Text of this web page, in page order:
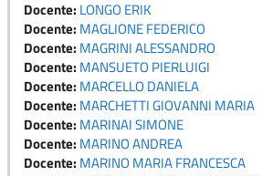
Docente: LONGO ERIK
Docente: MAGLIONE FEDERICO
Docente: MAGRINI ALESSANDRO
Docente: MANSUETO PIERLUIGI
Docente: MARCELLO DANIELA
Docente: MARCHETTI GIOVANNI MARIA
Docente: MARINAI SIMONE
Docente: MARINO ANDREA
Docente: MARINO MARIA FRANCESCA